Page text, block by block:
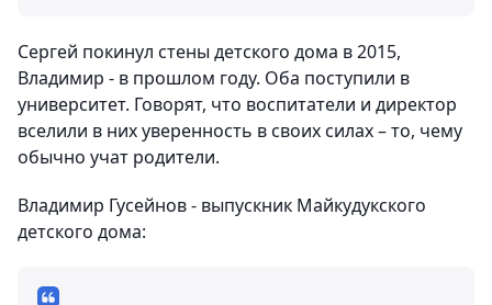
Сергей покинул стены детского дома в 2015,
Владимир - в прошлом году. Оба поступили в
университет. Говорят, что воспитатели и директор
вселили в них уверенность в своих силах – то, чему
обычно учат родители.
Владимир Гусейнов - выпускник Майкудукского
детского дома: